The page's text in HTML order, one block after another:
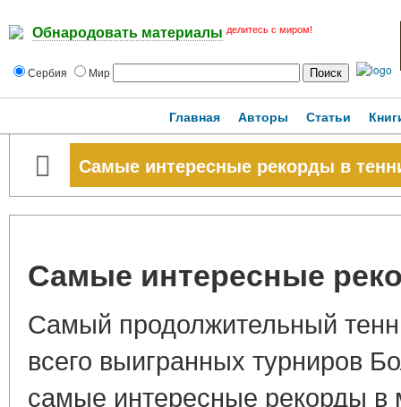
Обнародовать материалы делитесь с миром!
Сербия Мир
Главная Авторы Статьи
Самые интересные рекорды в
Самые интересные
Самый продолжительный
всего выигранных турниров
самые интересные рекорды в